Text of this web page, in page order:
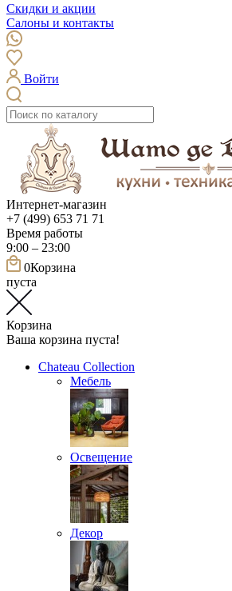
Скидки и акции
Салоны и контакты
Войти
Интернет-магазин
+7 (499) 653 71 71
Время работы
9:00 – 23:00
0Корзина
пуста
Корзина
Ваша корзина пуста!
Chateau Collection
Мебель
Освещение
Декор